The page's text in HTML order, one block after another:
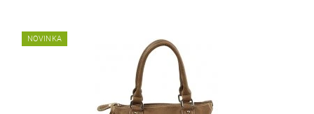
NOVINKA